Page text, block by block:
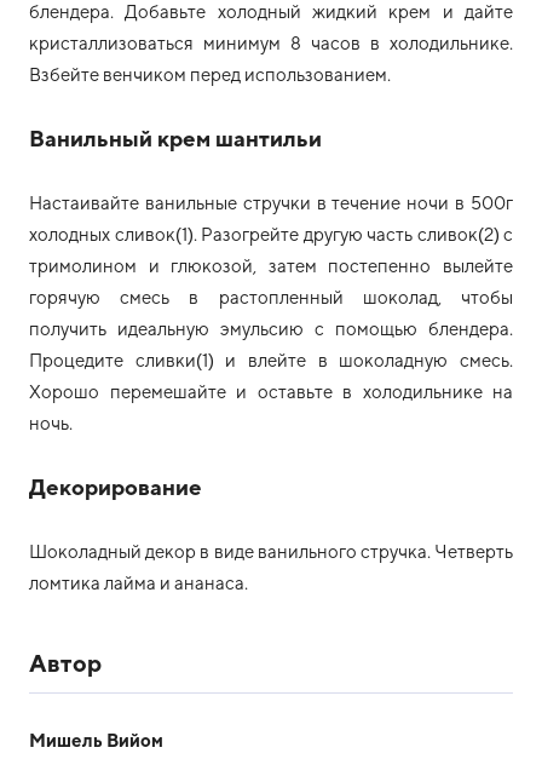
блендера. Добавьте холодный жидкий крем и дайте
кристаллизоваться минимум 8 часов в холодильнике.
Взбейте венчиком перед использованием.
Ванильный крем шантильи
Настаивайте ванильные стручки в течение ночи в 500г
холодных сливок(1). Разогрейте другую часть сливок(2) с
тримолином и глюкозой, затем постепенно вылейте
горячую смесь в растопленный шоколад, чтобы
получить идеальную эмульсию с помощью блендера.
Процедите сливки(1) и влейте в шоколадную смесь.
Хорошо перемешайте и оставьте в холодильнике на
ночь.
Декорирование
Шоколадный декор в виде ванильного стручка. Четверть
ломтика лайма и ананаса.
Автор
Мишель Вийом